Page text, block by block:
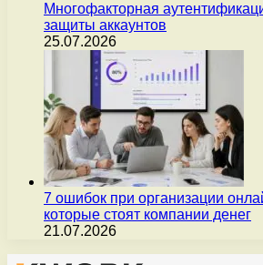
Многофакторная
защиты аккаунтов
25.07.2026
7 ошибок при организации
которые стоят компании денег
21.07.2026